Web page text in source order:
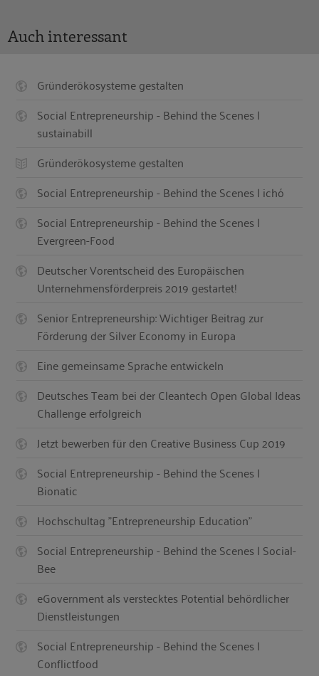
Auch interessant
Gründerökosysteme gestalten
Social Entrepreneurship - Behind the Scenes |
sustainabill
Gründerökosysteme gestalten
Social Entrepreneurship - Behind the Scenes | ichó
Social Entrepreneurship - Behind the Scenes |
Evergreen-Food
Deutscher Vorentscheid des Europäischen
Unternehmensförderpreis 2019 gestartet!
Senior Entrepreneurship: Wichtiger Beitrag zur
Förderung der Silver Economy in Europa
Eine gemeinsame Sprache entwickeln
Deutsches Team bei der Cleantech Open Global Ideas
Challenge erfolgreich
Jetzt bewerben für den Creative Business Cup 2019
Social Entrepreneurship - Behind the Scenes |
Bionatic
Hochschultag "Entrepreneurship Education"
Social Entrepreneurship - Behind the Scenes | Social-
Bee
eGovernment als verstecktes Potential behördlicher
Dienstleistungen
Social Entrepreneurship - Behind the Scenes |
Conflictfood